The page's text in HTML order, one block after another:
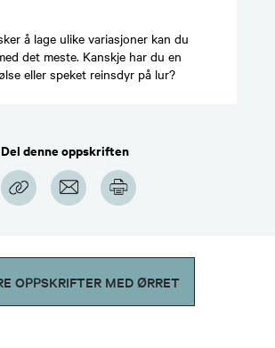
å lage ulike variasjoner kan du
det meste. Kanskje har du en
eller speket reinsdyr på lur?
Del denne oppskriften
OPPSKRIFTER MED ØRRET